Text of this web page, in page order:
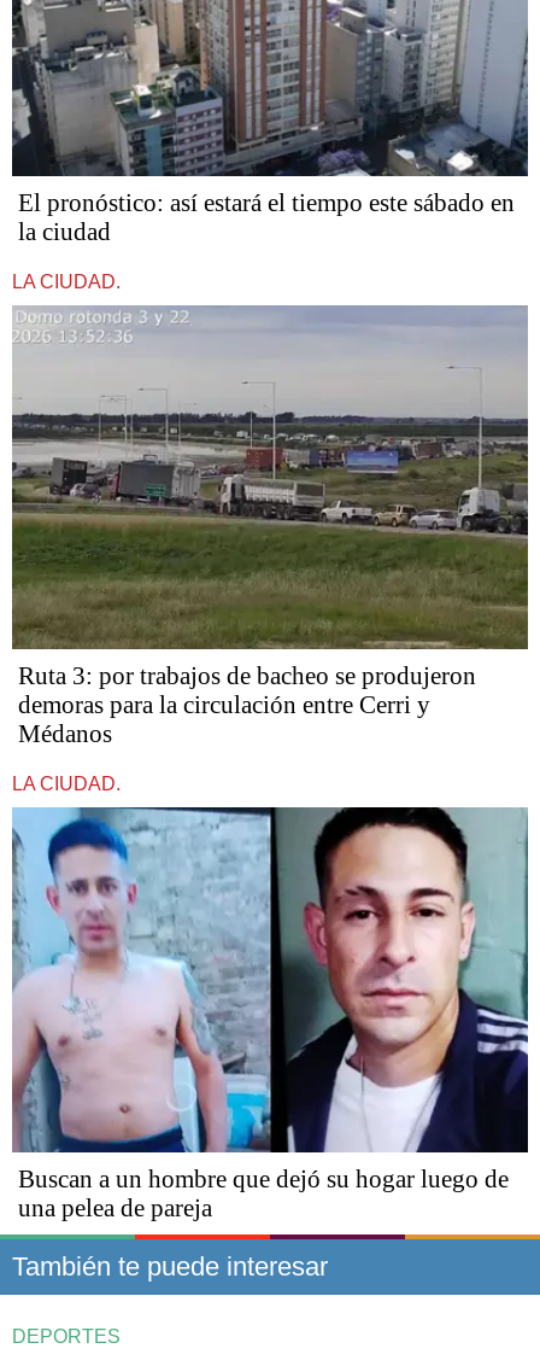
El pronóstico: así estará el tiempo este sábado en
la ciudad
LA CIUDAD.
Ruta 3: por trabajos de bacheo se produjeron
demoras para la circulación entre Cerri y
Médanos
LA CIUDAD.
Buscan a un hombre que dejó su hogar luego de
una pelea de pareja
También te puede interesar
DEPORTES